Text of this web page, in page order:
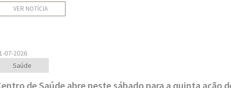
VER NOTÍCIA
07-2026
Saúde
de Saúde abre neste sábado para a quinta ação